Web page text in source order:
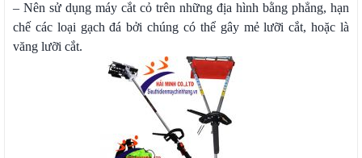
– Nên sử dụng máy cắt cỏ trên những địa hình bằng phẳng, hạn
chế các loại gạch đá bởi chúng có thể gây mẻ lưỡi cắt, hoặc là
văng lưỡi cắt.